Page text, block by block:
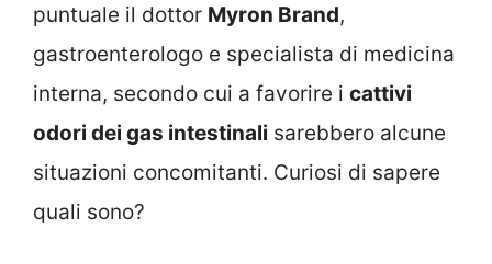
puntuale il dottor Myron Brand,
gastroenterologo e specialista di medicina
interna, secondo cui a favorire i cattivi
odori dei gas intestinali sarebbero alcune
situazioni concomitanti. Curiosi di sapere
quali sono?